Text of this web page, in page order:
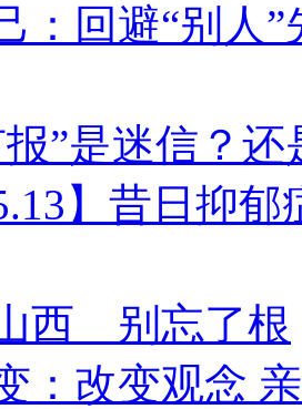
：回避“别人
”是迷信？还
5.13】昔日抑
西 别忘了根
：改变观念